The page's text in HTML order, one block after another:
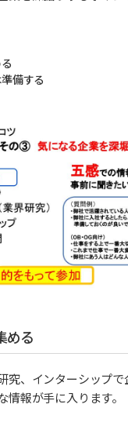
備する
める
究、インターシップ
報が手に入ります。